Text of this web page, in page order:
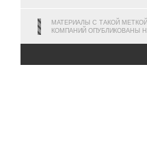
МАТЕРИАЛЫ С ТАКОЙ
КОМПАНИЙ ОПУБЛИКОВАНЫ